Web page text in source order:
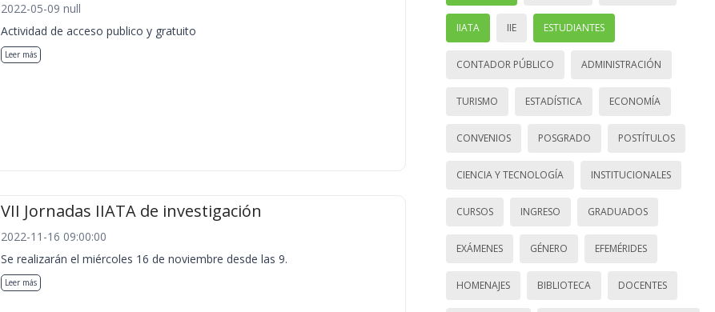
2022-05-09 null
Actividad de acceso publico y gratuito
Leer más
VII Jornadas IIATA de investigación
2022-11-16 09:00:00
Se realizarán el miércoles 16 de noviembre desde las 9.
Leer más
IIATA IIE ESTUDIANTES
CONTADOR PÚBLICO ADMINISTRACIÓN
TURISMO ESTADÍSTICA ECONOMÍA
CONVENIOS POSGRADO POSTÍTULOS
CIENCIA Y TECNOLOGÍA INSTITUCIONALES
CURSOS INGRESO GRADUADOS
EXÁMENES GÉNERO EFEMÉRIDES
HOMENAJES BIBLIOTECA DOCENTES